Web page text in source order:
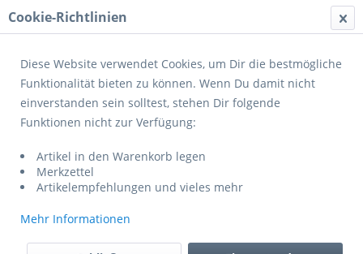
Menü
Übersicht Helme Erwachsene
M (53-59 cm) black matt
Cookie-Richtlinien
Diese Website verwendet Cookies, um Dir die bestmögliche
Funktionalität bieten zu können. Wenn Du damit nicht
einverstanden sein solltest, stehen Dir folgende
Funktionen nicht zur Verfügung:
Artikel in den Warenkorb legen
Merkzettel
Artikelempfehlungen und vieles mehr
Mehr Informationen